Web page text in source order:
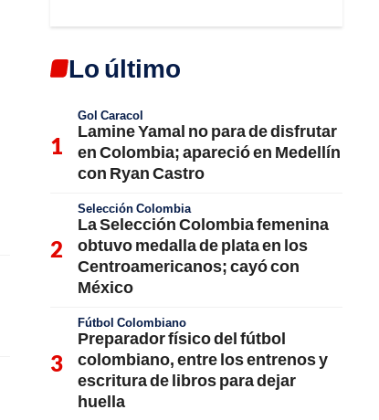
Lo último
Gol Caracol
Lamine Yamal no para de disfrutar
en Colombia; apareció en Medellín
con Ryan Castro
Selección Colombia
La Selección Colombia femenina
obtuvo medalla de plata en los
Centroamericanos; cayó con
México
Fútbol Colombiano
Preparador físico del fútbol
colombiano, entre los entrenos y
escritura de libros para dejar
huella